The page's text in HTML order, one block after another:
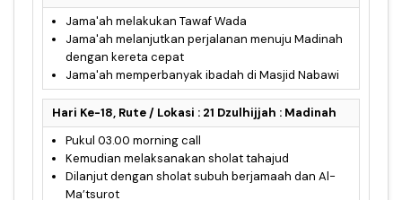
Jama'ah melakukan Tawaf Wada
Jama'ah melanjutkan perjalanan menuju Madinah
dengan kereta cepat
Jama'ah memperbanyak ibadah di Masjid Nabawi
Hari Ke-18, Rute / Lokasi : 21 Dzulhijjah : Madinah
Pukul 03.00 morning call
Kemudian melaksanakan sholat tahajud
Dilanjut dengan sholat subuh berjamaah dan Al-
Ma’tsurot